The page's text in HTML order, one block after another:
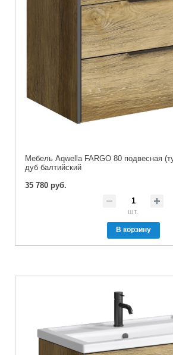
Мебель Aqwella FARGO 80 подвесная
дуб балтийский
35 780 руб.
шт.
В корзину